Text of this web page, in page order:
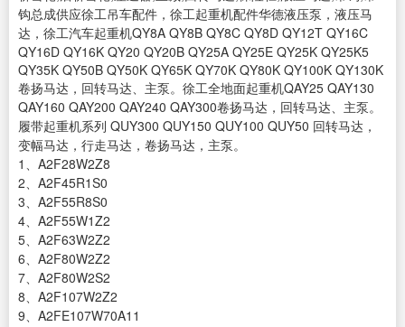
钩总成供应徐工吊车配件，徐工起重机配件华德液压泵，液压马
达，徐工汽车起重机QY8A QY8B QY8C QY8D QY12T QY16C
QY16D QY16K QY20 QY20B QY25A QY25E QY25K QY25K5
QY35K QY50B QY50K QY65K QY70K QY80K QY100K QY130K
卷扬马达，回转马达、主泵。徐工全地面起重机QAY25 QAY130
QAY160 QAY200 QAY240 QAY300卷扬马达，回转马达、主泵。
履带起重机系列 QUY300 QUY150 QUY100 QUY50 回转马达，
变幅马达，行走马达，卷扬马达，主泵。
1、A2F28W2Z8
2、A2F45R1S0
3、A2F55R8S0
4、A2F55W1Z2
5、A2F63W2Z2
6、A2F80W2Z2
7、A2F80W2S2
8、A2F107W2Z2
9、A2FE107W70A11